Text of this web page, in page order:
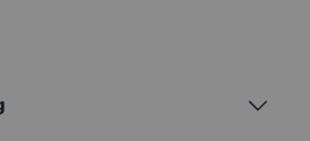
är fortfarande inte fullt spridd